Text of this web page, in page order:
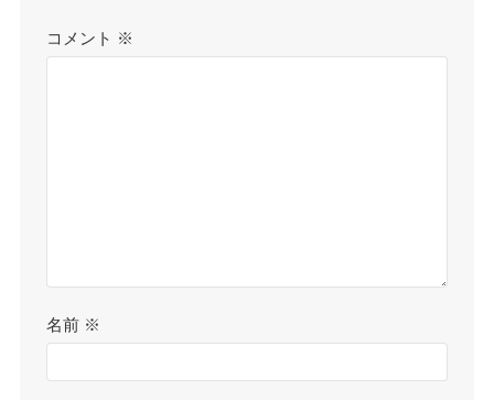
コメント ※
名前 ※